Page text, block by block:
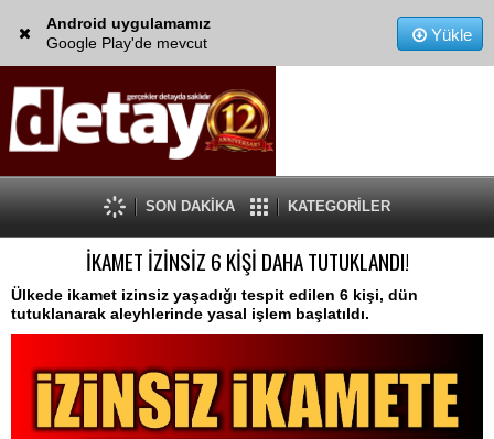
Android uygulamamız
Google Play'de mevcut
Yükle
SON DAKİKA KATEGORİLER
İKAMET İZİNSİZ 6 KİŞİ DAHA TUTUKLANDI!
Ülkede ikamet izinsiz yaşadığı tespit edilen 6 kişi, dün
tutuklanarak aleyhlerinde yasal işlem başlatıldı.